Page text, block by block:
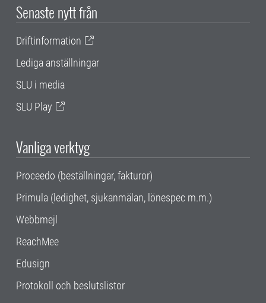
Senaste nytt från
Driftinformation
Lediga anställningar
SLU i media
SLU Play
Vanliga verktyg
Proceedo (beställningar, fakturor)
Primula (ledighet, sjukanmälan, lönespec m.m.)
Webbmejl
ReachMee
Edusign
Protokoll och beslutslistor